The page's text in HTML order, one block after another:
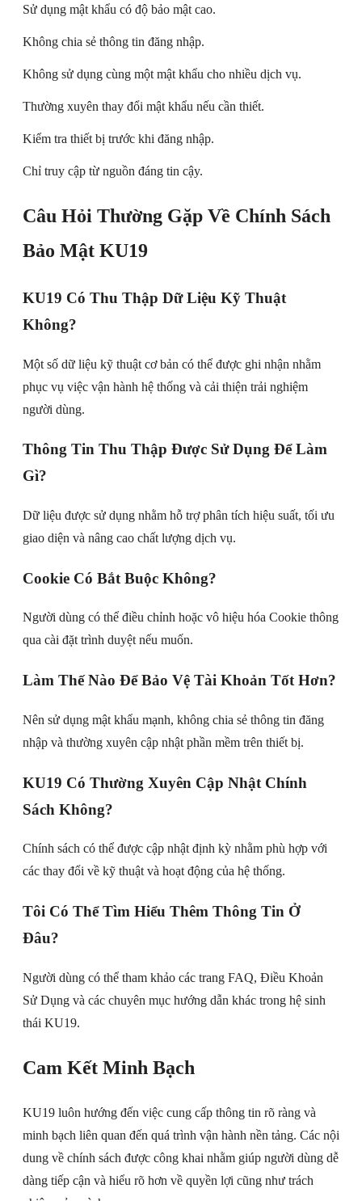
Sử dụng mật khẩu có độ bảo mật cao.
Không chia sẻ thông tin đăng nhập.
Không sử dụng cùng một mật khẩu cho nhiều dịch vụ.
Thường xuyên thay đổi mật khẩu nếu cần thiết.
Kiểm tra thiết bị trước khi đăng nhập.
Chỉ truy cập từ nguồn đáng tin cậy.
Câu Hỏi Thường Gặp Về Chính Sách
Bảo Mật KU19
KU19 Có Thu Thập Dữ Liệu Kỹ Thuật
Không?
Một số dữ liệu kỹ thuật cơ bản có thể được ghi nhận nhằm
phục vụ việc vận hành hệ thống và cải thiện trải nghiệm
người dùng.
Thông Tin Thu Thập Được Sử Dụng Để Làm
Gì?
Dữ liệu được sử dụng nhằm hỗ trợ phân tích hiệu suất, tối ưu
giao diện và nâng cao chất lượng dịch vụ.
Cookie Có Bắt Buộc Không?
Người dùng có thể điều chỉnh hoặc vô hiệu hóa Cookie thông
qua cài đặt trình duyệt nếu muốn.
Làm Thế Nào Để Bảo Vệ Tài Khoản Tốt Hơn?
Nên sử dụng mật khẩu mạnh, không chia sẻ thông tin đăng
nhập và thường xuyên cập nhật phần mềm trên thiết bị.
KU19 Có Thường Xuyên Cập Nhật Chính
Sách Không?
Chính sách có thể được cập nhật định kỳ nhằm phù hợp với
các thay đổi về kỹ thuật và hoạt động của hệ thống.
Tôi Có Thể Tìm Hiểu Thêm Thông Tin Ở
Đâu?
Người dùng có thể tham khảo các trang FAQ, Điều Khoản
Sử Dụng và các chuyên mục hướng dẫn khác trong hệ sinh
thái KU19.
Cam Kết Minh Bạch
KU19 luôn hướng đến việc cung cấp thông tin rõ ràng và
minh bạch liên quan đến quá trình vận hành nền tảng. Các nội
dung về chính sách được công khai nhằm giúp người dùng dễ
dàng tiếp cận và hiểu rõ hơn về quyền lợi cũng như trách